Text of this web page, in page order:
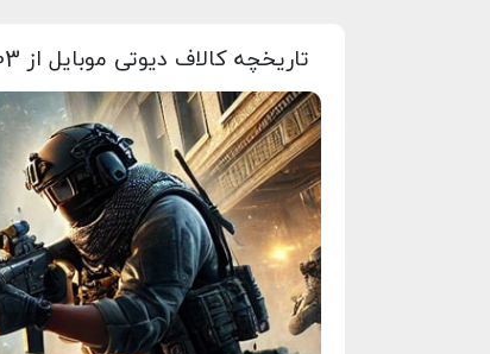
تاریخچه کالاف دیوتی موبایل از 2003 تا امروزه | تحول و آپدیت‌ها